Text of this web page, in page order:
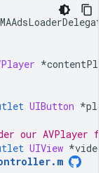
*
UIButton *
our AVPlayer
UIView *
. m